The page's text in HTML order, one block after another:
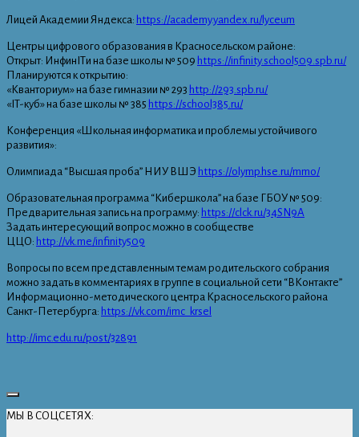
Лицей Академии Яндекса: https://academy.yandex.ru/lyceum
Центры цифрового образования в Красносельском районе:
Открыт: ИнфинITи на базе школы № 509 https://infinity.school509.spb.ru/
Планируются к открытию:
«Кванториум» на базе гимназии № 293 http://293.spb.ru/
«IT-куб» на базе школы № 385 https://school385.ru/
Конференция «Школьная информатика и проблемы устойчивого
развития»:
Олимпиада “Высшая проба” НИУ ВШЭ https://olymp.hse.ru/mmo/
Образовательная программа “Кибершкола” на базе ГБОУ № 509:
Предварительная запись на программу: https://clck.ru/34SN9A
Задать интересующий вопрос можно в сообществе
ЦЦО: http://vk.me/infinity509
Вопросы по всем представленным темам родительского собрания
можно задать в комментариях в группе в социальной сети “ВКонтакте”
Информационно-методического центра Красносельского района
Санкт-Петербурга: https://vk.com/imc_krsel
http://imc.edu.ru/post/32891
МЫ В СОЦСЕТЯХ: